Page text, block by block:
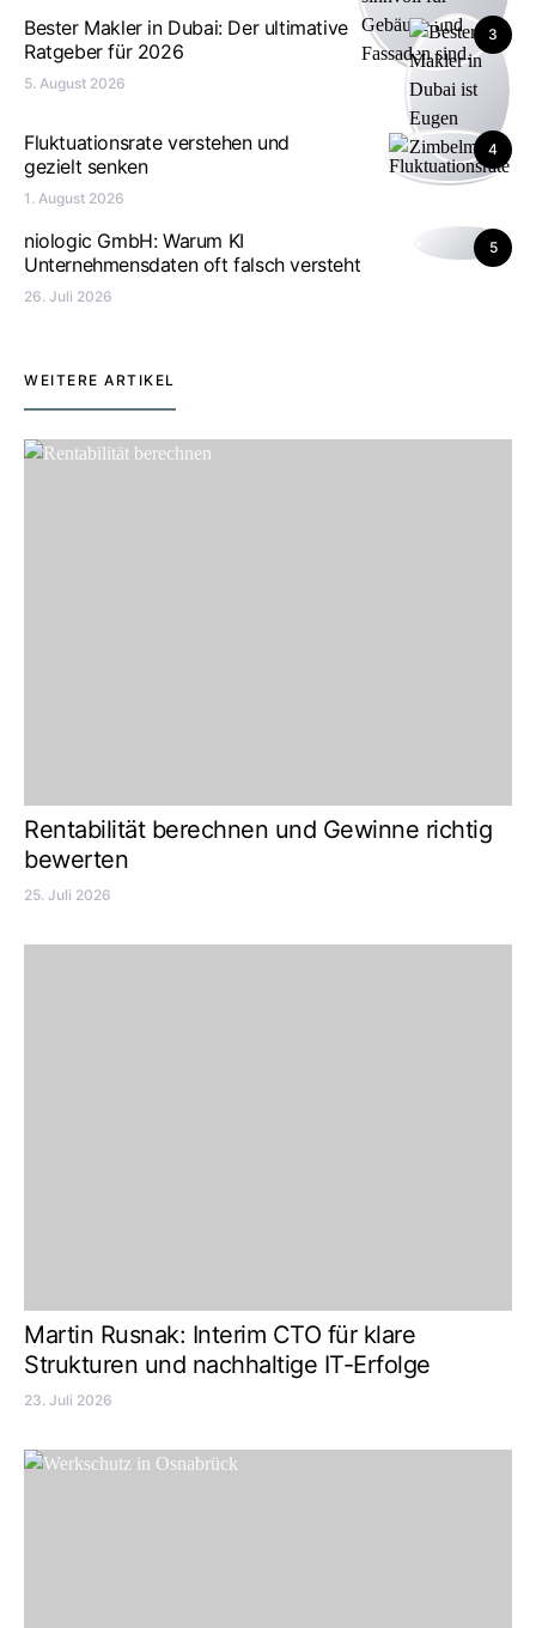
3
Bester Makler in Dubai: Der ultimative
Ratgeber für 2026
5. August 2026
4
Fluktuationsrate verstehen und
gezielt senken
1. August 2026
5
niologic GmbH: Warum KI
Unternehmensdaten oft falsch versteht
26. Juli 2026
WEITERE ARTIKEL
Rentabilität berechnen und Gewinne richtig
bewerten
25. Juli 2026
Martin Rusnak: Interim CTO für klare
Strukturen und nachhaltige IT-Erfolge
23. Juli 2026